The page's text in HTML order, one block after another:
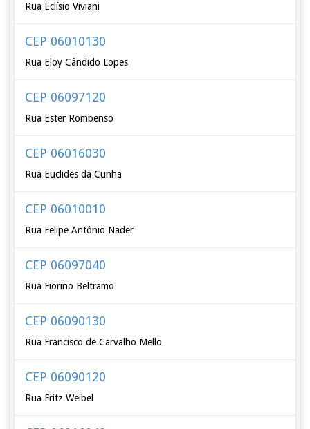
Rua Eclísio Viviani
CEP 06010130
Rua Eloy Cândido Lopes
CEP 06097120
Rua Ester Rombenso
CEP 06016030
Rua Euclides da Cunha
CEP 06010010
Rua Felipe Antônio Nader
CEP 06097040
Rua Fiorino Beltramo
CEP 06090130
Rua Francisco de Carvalho Mello
CEP 06090120
Rua Fritz Weibel